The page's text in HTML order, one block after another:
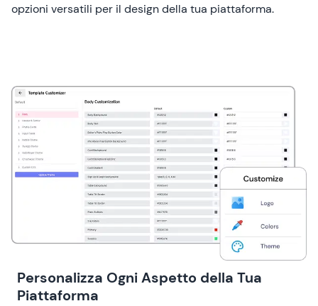
opzioni versatili per il design della tua piattaforma.
Personalizza Ogni Aspetto della Tua
Piattaforma